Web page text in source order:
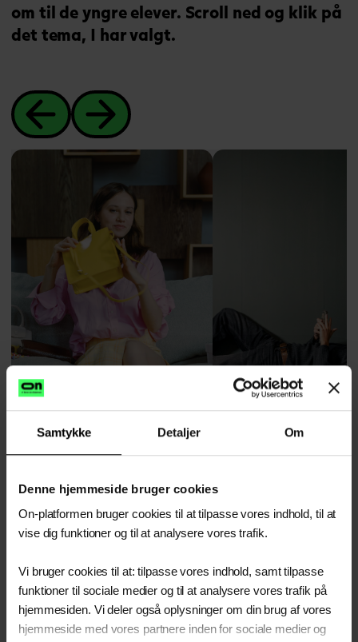
Samtykke Detaljer Om
Denne hjemmeside bruger cookies
On-platformen bruger cookies til at tilpasse vores indhold, til at
vise dig funktioner og til at analysere vores trafik.
Vi bruger cookies til at: tilpasse vores indhold, samt tilpasse
funktioner til sociale medier og til at analysere vores trafik på
hjemmesiden. Vi deler også oplysninger om din brug af vores
hjemmeside med vores partnere inden for sociale medier og
om til de yngre elever. Scroll ned og klik på
det tema, I har valgt.
Influencere og reklame Sociale medier og